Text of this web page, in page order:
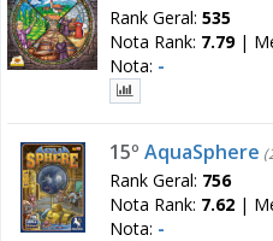
Rank Geral: 535
Nota Rank: 7.79|
Nota: -
15º AquaSphere
Rank Geral: 756
Nota Rank: 7.62 |
Nota: -